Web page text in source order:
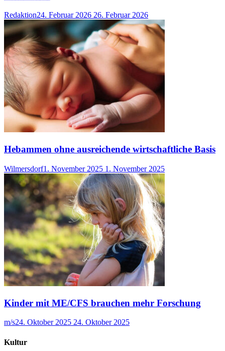
Redaktion24. Februar 2026 26. Februar 2026
Hebammen ohne ausreichende wirtschaftliche Basis
Wilmersdorf1. November 2025 1. November 2025
Kinder mit ME/CFS brauchen mehr Forschung
m/s24. Oktober 2025 24. Oktober 2025
Kultur